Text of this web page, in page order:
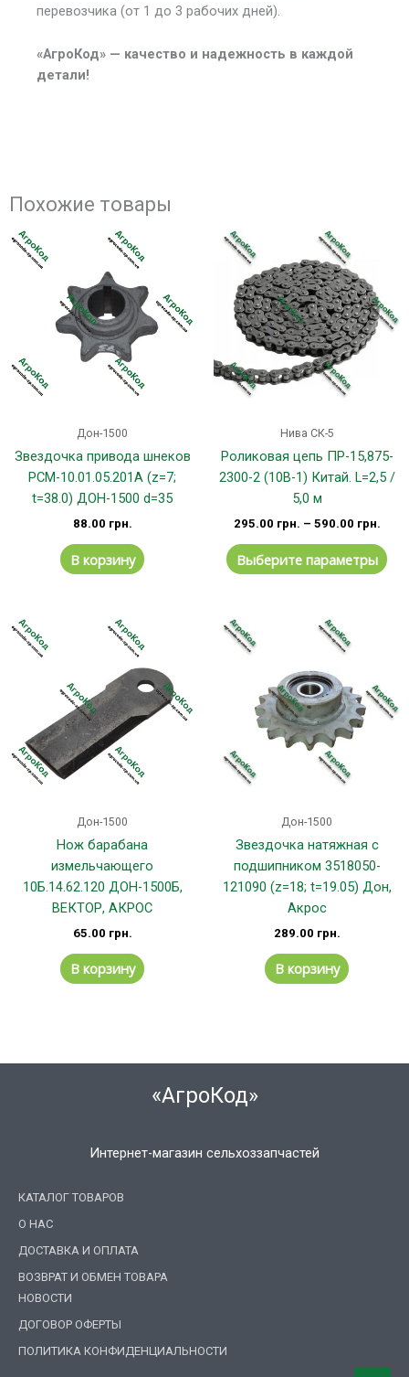
перевозчика (от 1 до 3 рабочих дней).
«АгроКод» — качество и надежность в каждой
детали!
Похожие товары
Дон-1500
Звездочка привода шнеков
РСМ-10.01.05.201А (z=7;
t=38.0) ДОН-1500 d=35
88.00 грн.
В корзину
Нива СК-5
Роликовая цепь ПР-15,875-
2300-2 (10B-1) Китай. L=2,5 /
5,0 м
295.00 грн. – 590.00 грн.
Выберите параметры
Дон-1500
Нож барабана
измельчающего
10Б.14.62.120 ДОН-1500Б,
ВЕКТОР, АКРОС
65.00 грн.
В корзину
Дон-1500
Звездочка натяжная с
подшипником 3518050-
121090 (z=18; t=19.05) Дон,
Акрос
289.00 грн.
В корзину
«АгроКод»
Интернет-магазин сельхоззапчастей
КАТАЛОГ ТОВАРОВ
О НАС
ДОСТАВКА И ОПЛАТА
ВОЗВРАТ И ОБМЕН ТОВАРА
НОВОСТИ
ДОГОВОР ОФЕРТЫ
ПОЛИТИКА КОНФИДЕНЦИАЛЬНОСТИ